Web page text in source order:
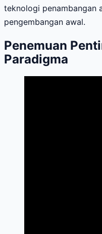
teknologi penambangan
pengembangan awal.
Penemuan
Paradigma